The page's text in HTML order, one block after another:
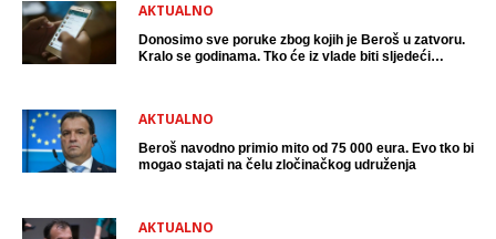
AKTUALNO
Donosimo sve poruke zbog kojih je Beroš u zatvoru.
Kralo se godinama. Tko će iz vlade biti sljedeći
AKTUALNO
Beroš navodno primio mito od 75 000 eura. Evo tko bi
mogao stajati na čelu zločinačkog udruženja
AKTUALNO